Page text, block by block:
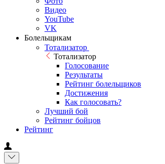
Видео
YouTube
VK
Болельщикам
Тотализатор
Тотализатор
Голосование
Результаты
Рейтинг болельщиков
Достижения
Как голосовать?
Лучший бой
Рейтинг бойцов
Рейтинг